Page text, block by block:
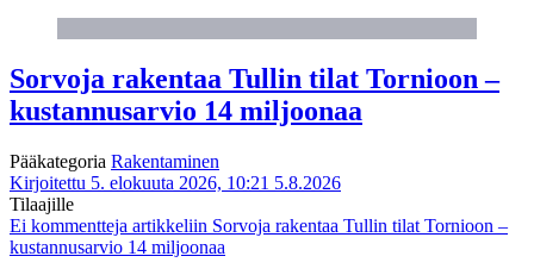
Sorvoja rakentaa Tullin tilat Tornioon –
kustannusarvio 14 miljoonaa
Pääkategoria Rakentaminen
Kirjoitettu 5. elokuuta 2026, 10:21 5.8.2026
Tilaajille
Ei kommentteja artikkeliin Sorvoja rakentaa Tullin tilat Tornioon –
kustannusarvio 14 miljoonaa